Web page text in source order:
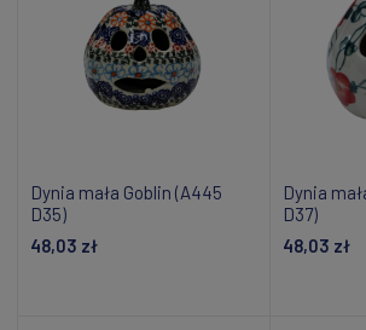
Dynia mała Goblin (A445
D35)
48,03 zł
Dynia
D37)
48,03 zł